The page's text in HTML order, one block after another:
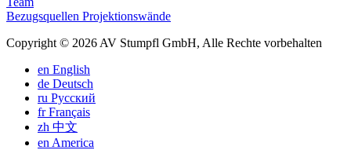
Bezugsquellen Projektionswände
Copyright © 2026 AV Stumpfl GmbH, Alle Rechte vorbehalten
en English
de Deutsch
ru Pусский
frFrançais
zh 中文
en America